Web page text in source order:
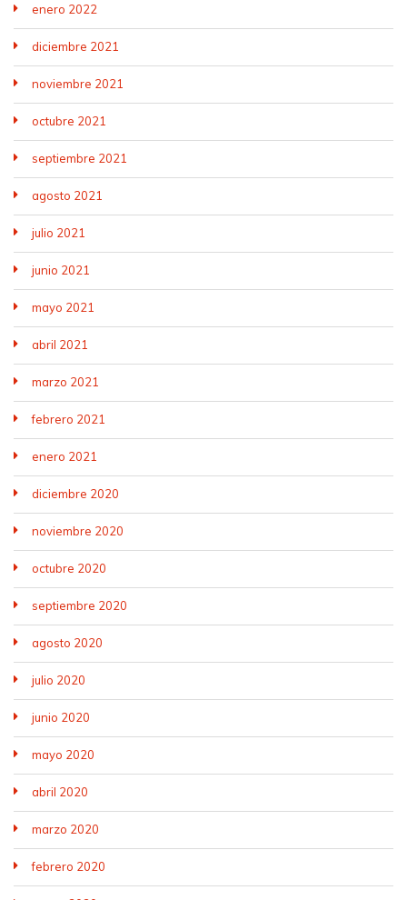
enero 2022
diciembre 2021
noviembre 2021
octubre 2021
septiembre 2021
agosto 2021
julio 2021
junio 2021
mayo 2021
abril 2021
marzo 2021
febrero 2021
enero 2021
diciembre 2020
noviembre 2020
octubre 2020
septiembre 2020
agosto 2020
julio 2020
junio 2020
mayo 2020
abril 2020
marzo 2020
febrero 2020